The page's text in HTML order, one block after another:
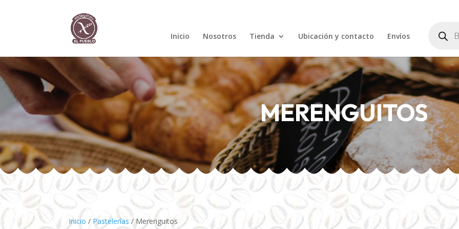
Inicio Nosotros Tienda Ubicación y contacto Envíos
MERENGUITOS
Inicio / Pastelerías / Merenguitos